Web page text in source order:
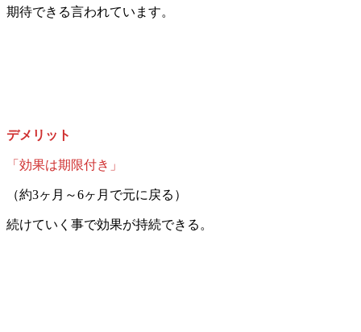
期待できる言われています。
デメリット
「効果は期限付き」
（約3ヶ月～6ヶ月で元に戻る）
続けていく事で効果が持続できる。